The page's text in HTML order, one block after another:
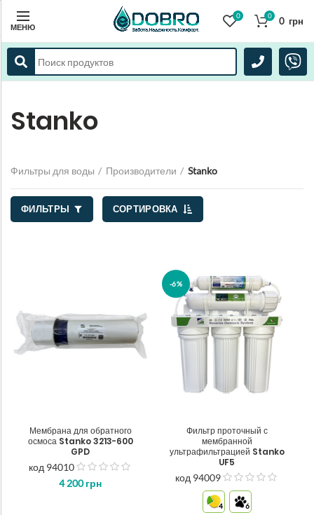
МЕНЮ
0 0 0 грн
Stanko
Фильтры для воды Производители Stanko
ФИЛЬТРЫ СОРТИРОВКА
Мембрана для обратного
осмоса Stanko 3213-600
GPD
код 94010
4 200грн
-6%
Фильтр проточный с
мембранной
ультрафильтрацией Stanko
UF5
код 94009
4 6